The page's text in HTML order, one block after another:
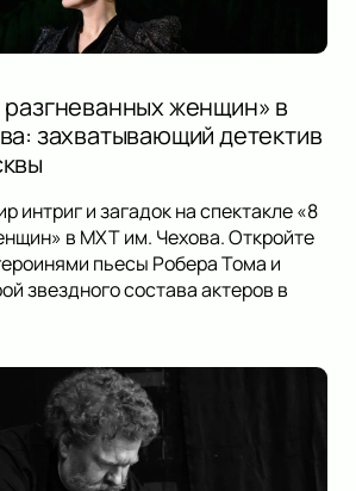
разгневанных женщин» в
захватывающий детектив
интриг и загадок на спектакле «8
в МХТ им. Чехова. Откройте
пьесы Робера Тома и
звездного состава актеров в